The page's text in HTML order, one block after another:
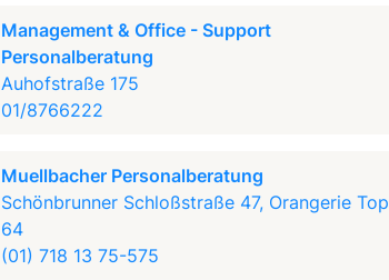
Management & Office - Support
Personalberatung
Auhofstraße 175
01/8766222
Muellbacher Personalberatung
Schönbrunner Schloßstraße 47, Orangerie Top
64
(01) 718 13 75-575